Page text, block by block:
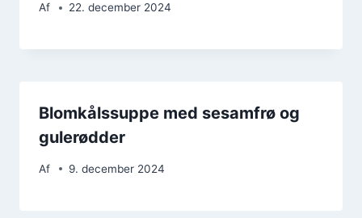
Af 22. december 2024
Blomkålssuppe med sesamfrø og
gulerødder
Af 9. december 2024